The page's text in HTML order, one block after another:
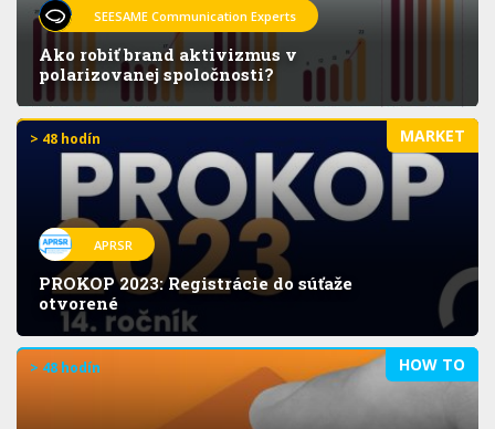
SEESAME Communication Experts
Ako robiť brand aktivizmus v
polarizovanej spoločnosti?
MARKET
> 48 hodín
APRSR
PROKOP 2023: Registrácie do súťaže
otvorené
HOW TO
> 48 hodín